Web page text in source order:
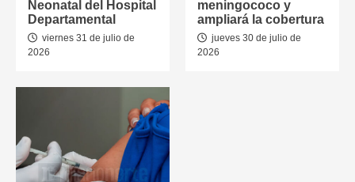
Neonatal del Hospital
Departamental
viernes 31 de julio de
2026
meningococo y
ampliará la cobertura
jueves 30 de julio de
2026